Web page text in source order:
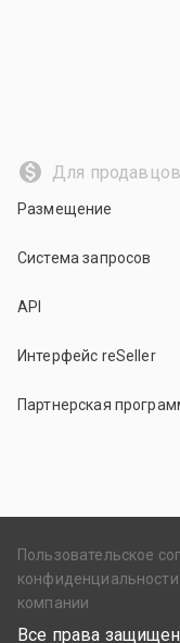
Для продавцов
Размещение
Система запросов
API
Интерфейс reSeller
Партнерская
Пользовательское
конфиденциальности
компании
Все права